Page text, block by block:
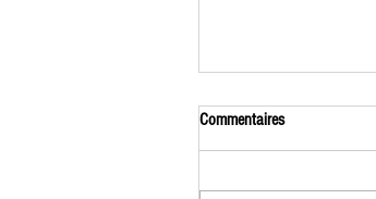
Commentaires